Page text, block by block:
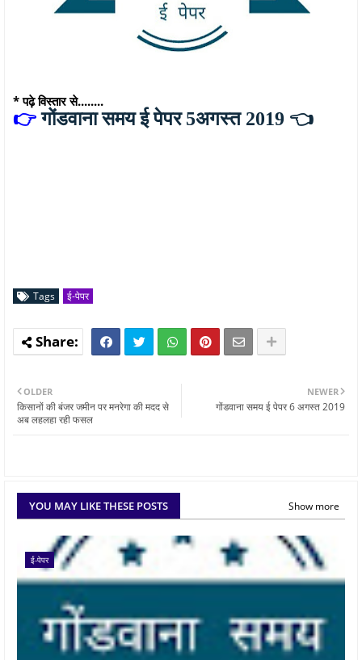
* पढ़े विस्तार से........
👉 गोंडवाना समय ई पेपर 5अगस्त 2019 👈
Tags ई-पेपर
NEWER
गोंडवाना समय ई पेपर 6 अगस्त 2019
OLDER
किसानों की बंजर जमीन पर मनरेगा की मदद से
अब लहलहा रही फसल
YOU MAY LIKE THESE POSTS Show more
ई-पेपर